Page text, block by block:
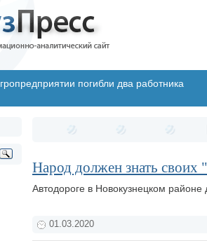
погибли два работника
Народ должен знать своих
Автодороге в Новокузнецком
01.03.2020